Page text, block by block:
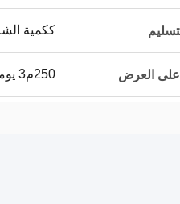
ككمية
على العرض 250م3 يوميا